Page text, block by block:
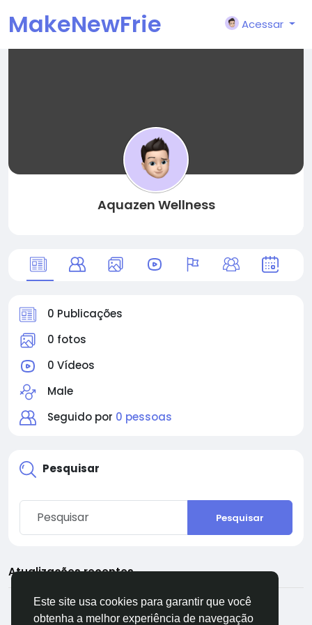
Este site usa cookies para garantir que você
obtenha a melhor experiência de navegação
MakeNewFrie
Acessar
Aquazen Wellness
0 Publicações
0 fotos
0 Vídeos
Male
Seguido por 0 pessoas
Pesquisar
Pesquisar
Atualizações recentes